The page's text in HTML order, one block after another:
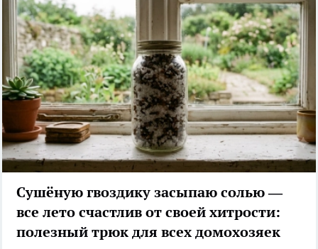
Сушёную гвоздику засыпаю солью —
все лето счастлив от своей хитрости:
полезный трюк для всех домохозяек